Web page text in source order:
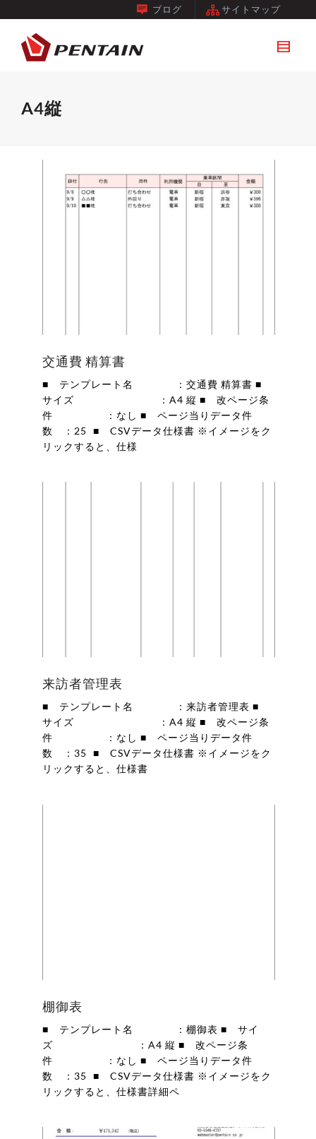
ブログ サイトマップ
A4縦
交通費 精算書
■ テンプレート名 ：交通費 精算書 ■
サイズ ：A4 縦 ■ 改ページ条
件 ：なし ■ ページ当りデータ件
数 ：25 ■ CSVデータ仕様書 ※イメージをク
リックすると、仕様
来訪者管理表
■ テンプレート名 ：来訪者管理表 ■
サイズ ：A4 縦 ■ 改ページ条
件 ：なし ■ ページ当りデータ件
数 ：35 ■ CSVデータ仕様書 ※イメージをク
リックすると、仕様書
棚御表
■ テンプレート名 ：棚御表 ■ サイ
ズ ：A4 縦 ■ 改ページ条
件 ：なし ■ ページ当りデータ件
数 ：35 ■ CSVデータ仕様書 ※イメージをク
リックすると、仕様書詳細ペ